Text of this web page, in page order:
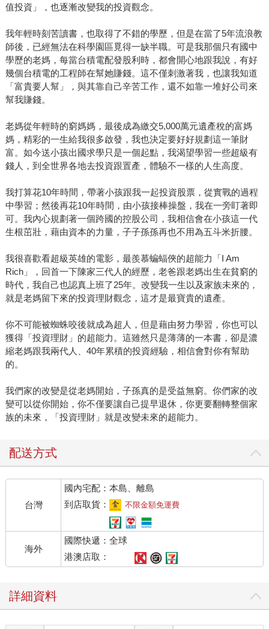
值投資」，也逐漸改變我的投資觀念。
我年輕時刻苦讀書，也取得了不錯的學歷，但是在當了5年流浪教
師後，已經無法在科學園區覓得一缺半職。可是我那個只有國中
學歷的老媽，每當台積電配發股利時，都會開心地跟我說，有好
幾個台積電的工程師在幫她賺錢。這不僅刺激著我，也讓我知道
「富貴要人幫」，與其靠自己辛苦工作，還不如靠一堆好公司來
幫我賺錢。
老媽從年輕時的窮媽媽，最後成為繳交5,000萬元遺產稅的富媽
媽，精彩的一生給我很多啟發，我也決定要好好規劃這一筆財
富。如今送小孩出國求學只是一個起點，我渴望學習一些超級有
錢人，到全世界各地去投資跟置產，體驗不一樣的人生高度。
我打算花10年時間，帶著小孩跟我一起投資股票，從實戰的過程
中學習；然後再花10年時間，由小孩接棒操盤，我在一旁盯著即
可。我內心規劃著一個跨國的控股公司，我相信會在小孩這一代
生根茁壯，藉由資本的力量，子子孫孫再也不用為五斗米折腰。
我很喜歡看超級英雄的電影，最羨慕蝙蝠俠的超能力「I Am
Rich」，回首一下陳家三代人的經歷，老爸跟老媽出生在貧窮的
時代，我自己也認真上班了25年。改變我一生以及家族未來的，
就是老媽留下來的投資理財觀念，這才是最寶貴的遺產。
你不可能被蜘蛛咬後就成為超人，但是藉由努力學習，你也可以
獲得「投資理財」的超能力。這雖然只是薄薄的一本書，卻是濃
縮老媽跟我兩代人、40年累積的投資經驗，相信會對你有幫助
的。
我們家的改變是從老媽開始，子孫真的是受益無窮。你們家的改
變可以從你開始，你不僅要讓自己提早退休，你更要翻轉整個家
族的未來，「投資理財」就是改變未來的超能力。
配送方式
台灣
國內宅配：本島、離島
到店取貨：
不限金額免運費
海外
國際快遞：全球
港澳店取：
詳細資料